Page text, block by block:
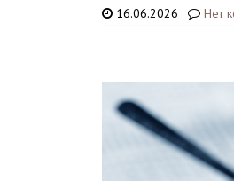
16.06.2026 Нет